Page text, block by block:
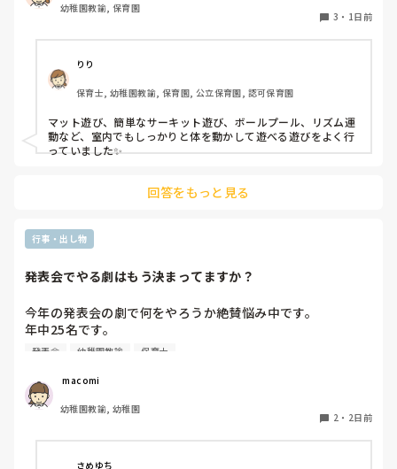
幼稚園教諭, 保育園
3 ・ 1日前
りり
保育士, 幼稚園教諭, 保育園, 公立保育園, 認可保育園
マット遊び、簡単なサーキット遊び、ボールプール、リズム運
動など、室内でもしっかりと体を動かして遊べる遊びをよく行
っていました✨
回答をもっと見る
行事・出し物
発表会でやる劇はもう決まってますか？
今年の発表会の劇で何をやろうか絶賛悩み中です。
年中25名です。
過去に「これは子どもたちも楽しんで大成功だった！」「観
ひ教えてほしいです！
発表会 幼稚園教諭 保育士
macomi
幼稚園教諭, 幼稚園
2 ・ 2日前
さめゆち